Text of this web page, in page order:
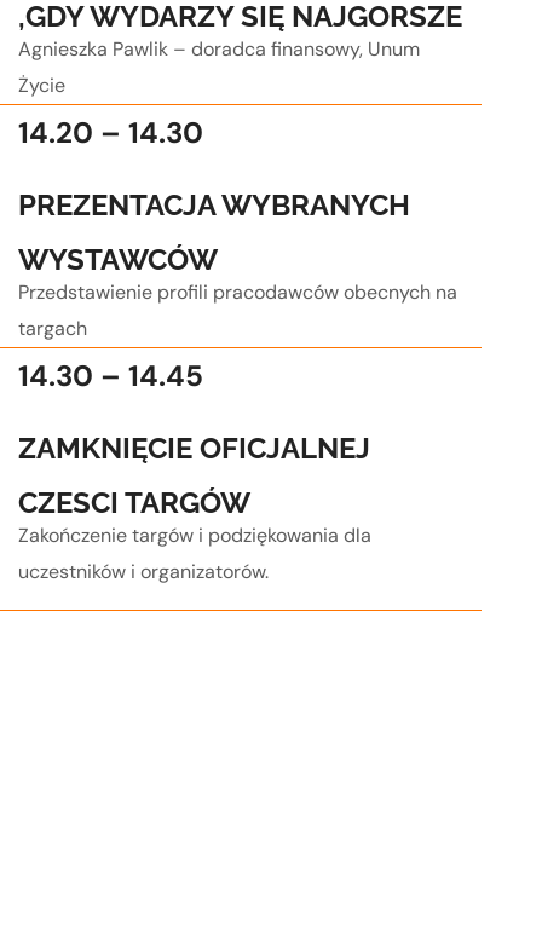
,GDY WYDARZY SIĘ NAJGORSZE
Agnieszka Pawlik – doradca finansowy, Unum
Życie
14.20 – 14.30
PREZENTACJA WYBRANYCH
WYSTAWCÓW
Przedstawienie profili pracodawców obecnych na
targach
14.30 – 14.45
ZAMKNIĘCIE OFICJALNEJ
CZESCI TARGÓW
Zakończenie targów i podziękowania dla
uczestników i organizatorów.